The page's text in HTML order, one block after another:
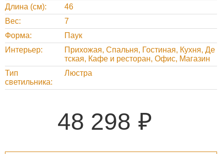
Длина (см)
46
Вес
7
Форма
Паук
Интерьер
Прихожая, Спальня, Гостиная, Кухня, Де
тская, Кафе и ресторан, Офис, Магазин
Тип
светильника
Люстра
48 298